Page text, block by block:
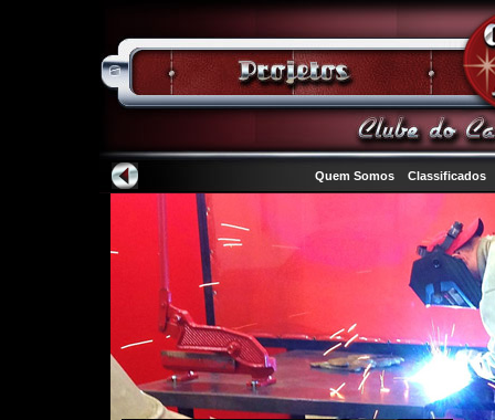
Quem Somos Classificados